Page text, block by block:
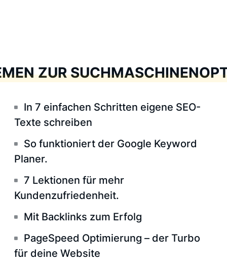
ZUR
In 7 einfachen Schritten eigene SEO-
Texte schreiben
So funktioniert der Google Keyword
Planer.
7 Lektionen für mehr
Kundenzufriedenheit.
Mit Backlinks zum Erfolg
PageSpeed Optimierung – der Turbo
für deine Website